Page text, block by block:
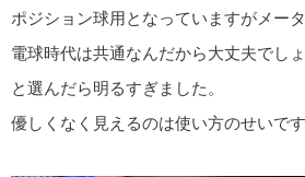
ポジション球用となっていますがメー
電球時代は共通なんだから大丈夫でしょ
と選んだら明るすぎました。
優しくなく見えるのは使い方のせいです